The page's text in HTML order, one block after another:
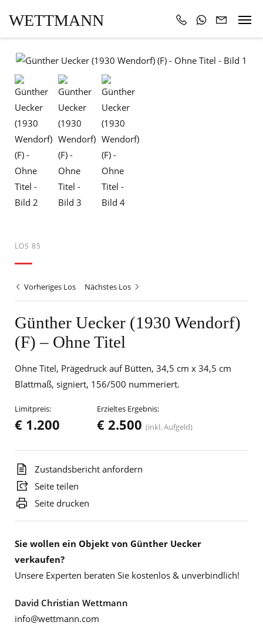
WETTMANN
LOS 85
Vorheriges Los Nächstes Los
Günther Uecker (1930 Wendorf)
(F) – Ohne Titel
Ohne Titel, Prägedruck auf Bütten, 34,5 cm x 34,5 cm
Blattmaß, signiert, 156/500 nummeriert.
Limitpreis:
€ 1.200
Erzieltes Ergebnis:
€ 2.500 (inkl. Aufgeld)
Zustandsbericht anfordern
Seite teilen
Seite drucken
Sie wollen ein Objekt von Günther Uecker
verkaufen?
Unsere Experten beraten Sie kostenlos & unverbindlich!
David Christian Wettmann
info@wettmann.com